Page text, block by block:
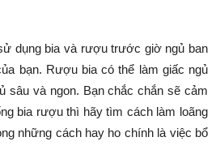
dụng bia và rượu trước giờ ngủ ban
bạn. Rượu bia có thể làm giấc ngủ
sâu và ngon. Bạn chắc chắn sẽ cảm
bia rượu thì hãy tìm cách làm loãng
những cách hay ho chính là việc bổ